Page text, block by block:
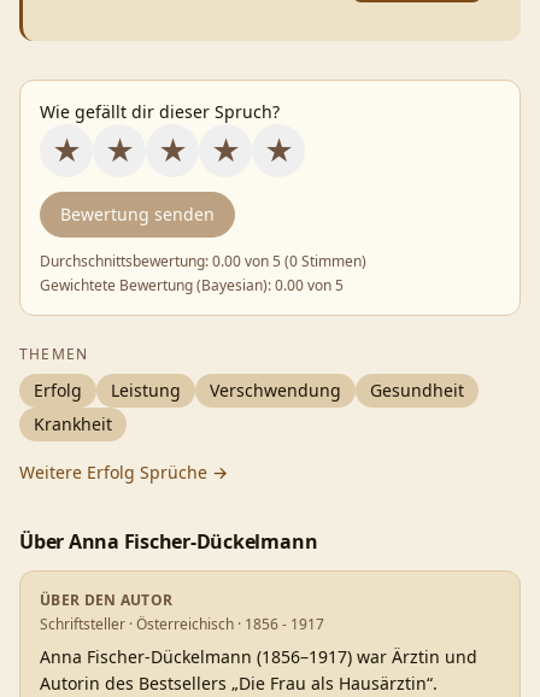
Wie gefällt dir dieser Spruch?
★ ★ ★ ★ ★
Bewertung senden
Durchschnittsbewertung:0.00von 5 (0 Stimmen)
Gewichtete Bewertung (Bayesian):0.00von 5
THEMEN
Erfolg Leistung Verschwendung
Gesundheit
Krankheit
Weitere Erfolg Sprüche →
ÜberAnna Fischer-Dückelmann
ÜBER DEN AUTOR
Schriftsteller · Österreichisch · 1856 - 1917
Anna Fischer-Dückelmann (1856–1917) war Ärztin und
Autorin des Bestsellers „Die Frau als Hausärztin“.